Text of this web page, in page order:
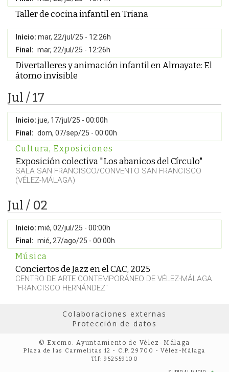
Taller de cocina infantil en Triana
Inicio: mar, 22/jul/25 - 12:26h
Final: mar, 22/jul/25 - 12:26h
Divertalleres y animación infantil en Almayate: El
átomo invisible
Jul / 17
Inicio: jue, 17/jul/25 - 00:00h
Final: dom, 07/sep/25 - 00:00h
Cultura, Exposiciones
Exposición colectiva "Los abanicos del Círculo"
SALA SAN FRANCISCO/CONVENTO SAN FRANCISCO
(VÉLEZ-MÁLAGA)
Jul / 02
Inicio: mié, 02/jul/25 - 00:00h
Final: mié, 27/ago/25 - 00:00h
Música
Conciertos de Jazz en el CAC, 2025
CENTRO DE ARTE CONTEMPORÁNEO DE VÉLEZ-MÁLAGA
"FRANCISCO HERNÁNDEZ"
Colaboraciones externas
Protección de datos
© Excmo. Ayuntamiento de Vélez-Málaga
Plaza de las Carmelitas 12 - C.P. 29700 - Vélez-Málaga
Tlf: 952559100